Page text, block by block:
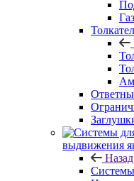
выдвижения
Назад